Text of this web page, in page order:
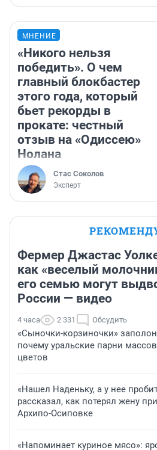
МНЕНИЕ
«Никого нельзя
победить». О чем
главный блокбастер
этого года, который
бьет рекорды в
прокате: честный
отзыв на «Одиссею»
Нолана
Стас Соколов
Эксперт
Фермер Джастас
как «веселый
его семью могут
России — видео
4 часа 2 331 Обсудить
«Сыночки-корзиночки»
почему уральские парни
цветов
«Нашел Наденьку, а у нее
рассказал, как потерял жену
Архипо-Осиповке
«Напоминает куриное мясо»: